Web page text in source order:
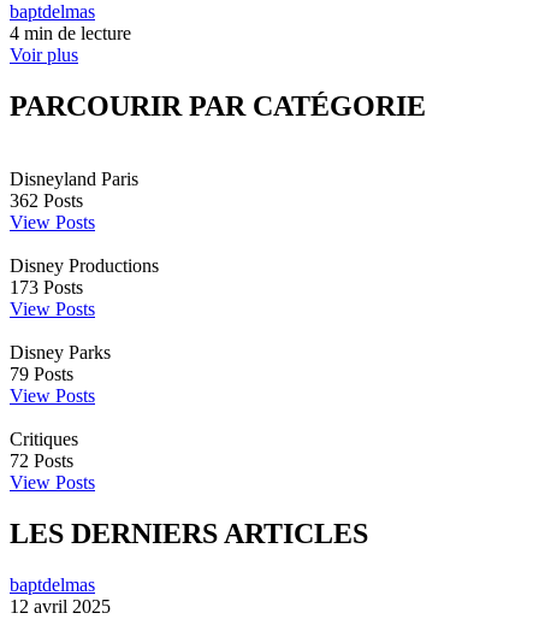
baptdelmas
4 min de lecture
Voir plus
PARCOURIR PAR CATÉGORIE
Disneyland Paris
362 Posts
View Posts
Disney Productions
173 Posts
View Posts
Disney Parks
79 Posts
View Posts
Critiques
72 Posts
View Posts
LES DERNIERS ARTICLES
baptdelmas
12 avril 2025